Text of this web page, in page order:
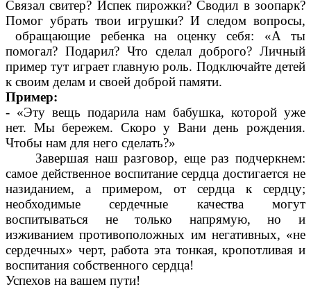
Связал свитер? Испек пирожки? Сводил в зоопарк?
Помог убрать твои игрушки? И следом вопросы,
обращающие ребенка на оценку себя: «А ты
помогал? Подарил? Что сделал доброго? Личный
пример тут играет главную роль. Подключайте детей
к своим делам и своей доброй памяти.
Пример:
- «Эту вещь подарила нам бабушка, которой уже
нет. Мы бережем. Скоро у Вани день рождения.
Чтобы нам для него сделать?»
Завершая наш разговор, еще раз подчеркнем:
самое действенное воспитание сердца достигается не
назиданием, а примером, от сердца к сердцу;
необходимые сердечные качества могут
воспитываться не только напрямую, но и
изживанием противоположных им негативных, «не
сердечных» черт, работа эта тонкая, кропотливая и
воспитания собственного сердца!
Успехов на вашем пути!